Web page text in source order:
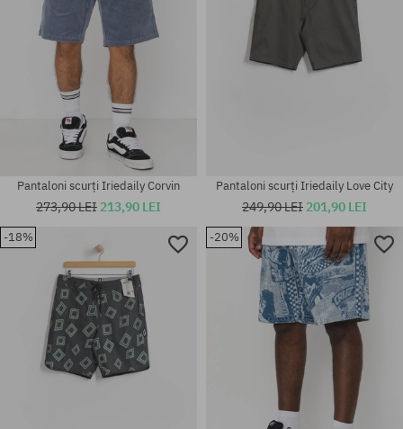
Mărimi existente:
Mărimi existente:
Pantaloni scurți Iriedaily Corvin
273,90 LEI 213,90 LEI
Pantaloni scurți Iriedaily Love City
249,90 LEI 201,90 LEI
-18% -20%